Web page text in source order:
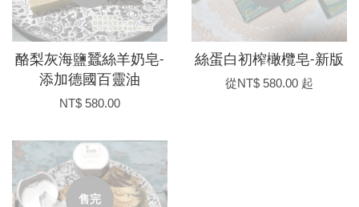
酪梨灰海鹽蠶絲羊奶皂-
添加德國百靈油
NT$ 580.00
絲蛋白初榨橄欖皂-新版
從NT$ 580.00 起
售完